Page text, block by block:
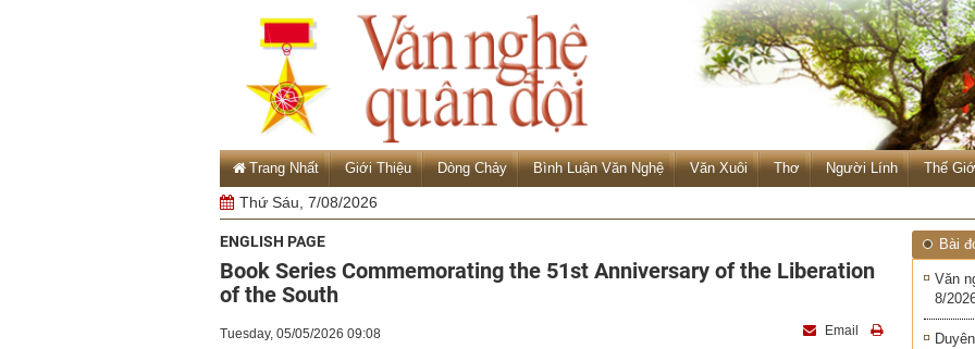
Trang Nhất Giới Thiệu Dòng Chảy Bình Luận Văn Nghệ Văn Xuôi Thơ Người Lính Thế
Thứ Sáu, 7/08/2026
ENGLISH PAGE
Book Series Commemorating the 51st Anniversary of the Liberation
of the South
Tuesday, 05/05/2026 09:08 Email
Bài
Văn
8/